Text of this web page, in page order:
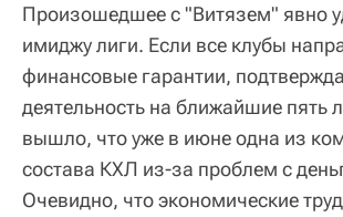
Произошедшее с "Витязем" явно
имиджу лиги. Если все клубы
финансовые гарантии,
деятельность на ближайшие пять
вышло, что уже в июне одна из
состава КХЛ из-за проблем с
Очевидно, что экономические